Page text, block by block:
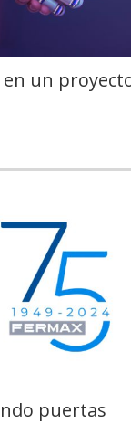
un
puertas